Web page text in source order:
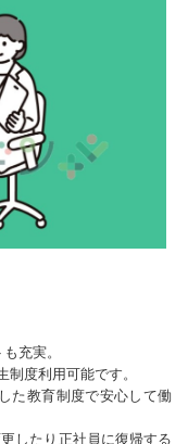
充実。
制度利用可能です。
た教育制度で安心して働
したり正社員に復帰する